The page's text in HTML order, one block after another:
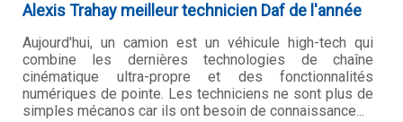
Alexis Trahay meilleur technicien Daf de l'année
Aujourd'hui, un camion est un véhicule high-tech qui
combine les dernières technologies de chaîne
cinématique ultra-propre et des fonctionnalités
numériques de pointe. Les techniciens ne sont plus de
simples mécanos car ils ont besoin de connaissance...